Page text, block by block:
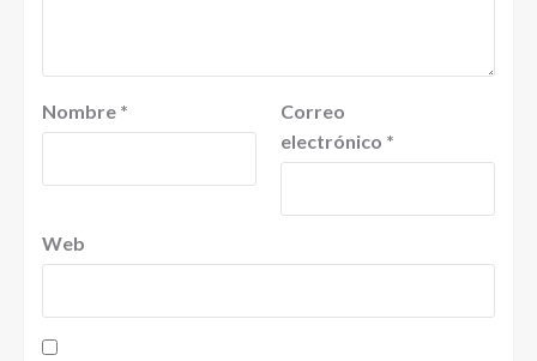
Nombre *
Correo
electrónico *
Web